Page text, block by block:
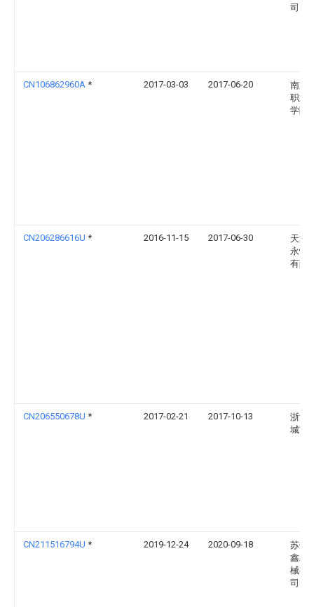
司
CN106862960A * 2017-03-03 2017-06-20
南京
职业
学院
CN206286616U * 2016-11-15 2017-06-30
天津
永恒
有限
CN206550678U * 2017-02-21 2017-10-13
浙江
城市
CN211516794U * 2019-12-24 2020-09-18
苏州
鑫精
械有
司